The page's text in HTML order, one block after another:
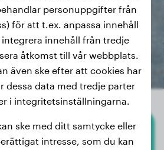
Mudi
personuppgifter från
för att t.ex. anpassa innehåll
innehåll från tredje
åtkomst till vår webbplats.
även ske efter att cookies har
dessa data med tredje parter
i integritetsinställningarna.
ske med ditt samtycke eller
intresse, som du kan